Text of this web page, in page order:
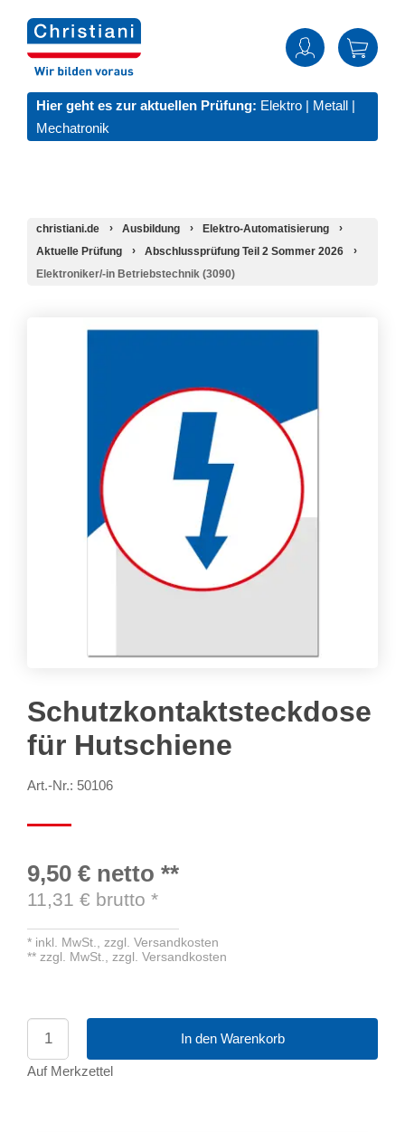
Hier geht es zur aktuellen Prüfung: Elektro | Metall |
Mechatronik
christiani.de Ausbildung
Elektro-Automatisierung
Aktuelle Prüfung
Abschlussprüfung Teil 2 Sommer 2026
Elektroniker/-in Betriebstechnik (3090)
Schutzkontaktsteckdose
für Hutschiene
Art.-Nr.: 50106
9,50 € netto **
11,31 € brutto *
* inkl. MwSt., zzgl. Versandkosten
** zzgl. MwSt., zzgl. Versandkosten
In den Warenkorb
Auf Merkzettel